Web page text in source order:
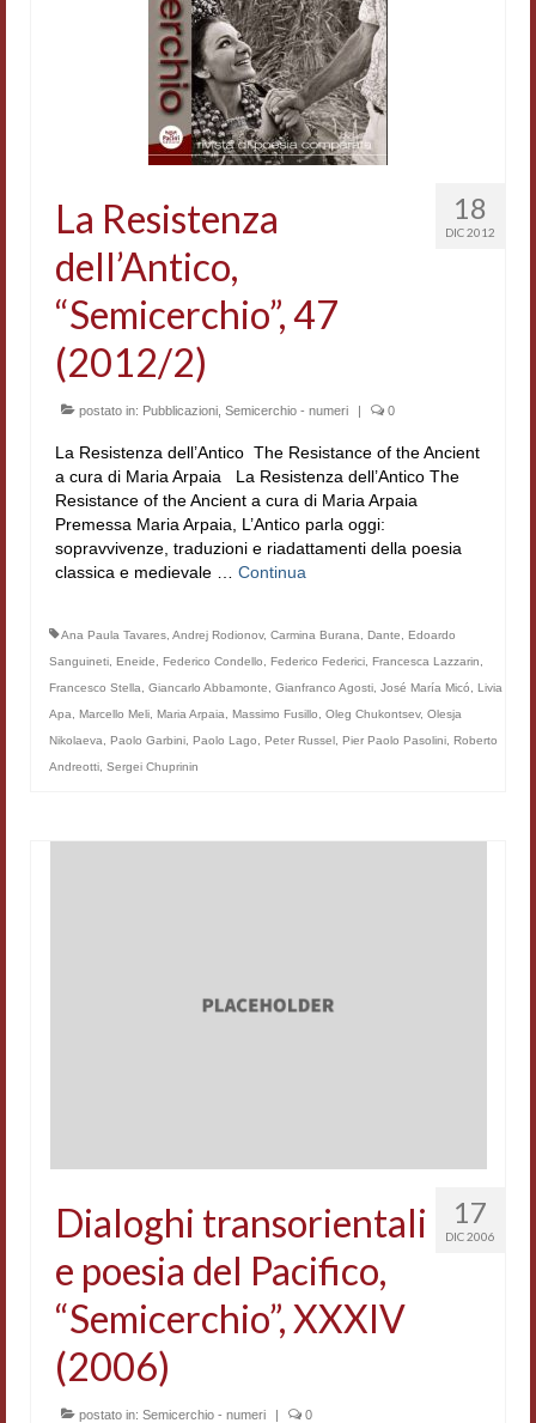
Accordi di cooperazione
Cultura coreana
Koreanische Literatur und Kultur
Hagiographica Coreana
Cultura medioevale
Scrittori Latini dell’Europa Medievale
Corpus Rhythmorum Musicum
Epistolografia
Comparatistica
Semicerchio
Filologia digitale
ALIM
Corpus Rhythmorum Musicum
Lo studium aretino del ‘200
Storia e forme della canzone
Pubblicazioni
Hagiographica Coreana
Koreanische Literatur und Kultur
18
DIC 2012
La Resistenza
dell’Antico,
“Semicerchio”, 47
(2012/2)
postato in: Pubblicazioni Semicerchio - numeri | 0
La Resistenza dell’Antico The Resistance of the Ancient
a cura di Maria Arpaia La Resistenza dell’Antico The
Resistance of the Ancient a cura di Maria Arpaia
Premessa Maria Arpaia, L’Antico parla oggi:
sopravvivenze, traduzioni e riadattamenti della poesia
classica e medievale … Continua
Ana Paula Tavares Andrej Rodionov, Carmina Burana Dante
Edoardo
Sanguineti Eneide Federico Condello Federico Federici Francesca Lazzarin
Francesco Stella
Giancarlo Abbamonte Gianfranco Agosti José María Micó
Livia
Apa
Marcello Meli Maria Arpaia Massimo Fusillo Oleg Chukontsev, Olesja
Nikolaeva
Paolo Garbini Paolo Lago Peter Russel Pier Paolo Pasolini Roberto
Andreotti Sergei Chuprinin
17
DIC 2006
Dialoghi transorientali
e poesia del Pacifico,
“Semicerchio”, XXXIV
(2006)
postato in: Semicerchio - numeri | 0